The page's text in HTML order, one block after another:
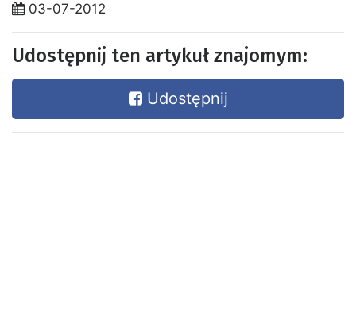
03-07-2012
Udostępnij ten artykuł znajomym:
Udostępnij